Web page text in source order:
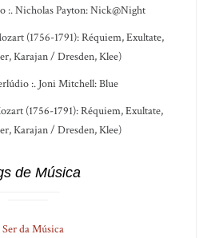
:. Nicholas Payton: Nick@Night
(1756-1791): Réquiem, Exultate,
Karajan / Dresden, Klee)
:. Joni Mitchell: Blue
(1756-1791): Réquiem, Exultate,
Karajan / Dresden, Klee)
de Música
da Música